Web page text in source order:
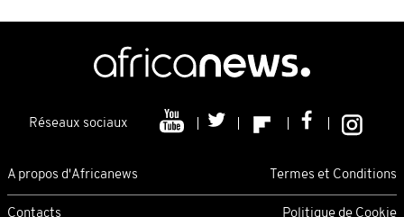
Réseaux sociaux
A propos d'Africanews Termes et Conditions
Contacts Politique de Cookie